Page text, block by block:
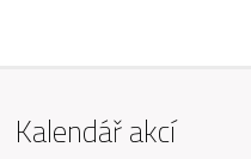
Kalendář akcí